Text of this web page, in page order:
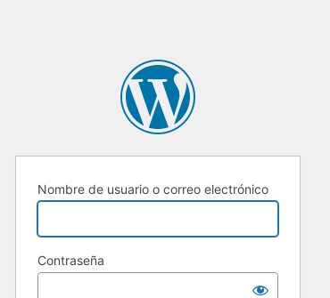
Nombre de usuario o correo electrónico
Contraseña